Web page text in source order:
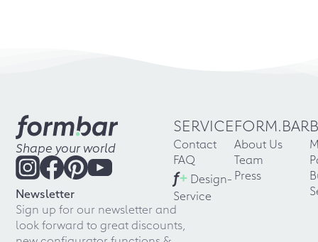
Shape your world
Newsletter
Sign up for our newsletter and
look forward to great discounts,
SERVICE
Contact
FAQ
f+ Design-
Service
FORM.BAR
About Us
Team
Press